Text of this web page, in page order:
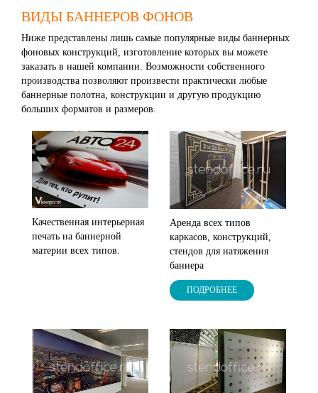
ВИДЫ БАННЕРОВ ФОНОВ
Ниже представлены лишь самые популярные виды баннерных
фоновых конструкций, изготовление которых вы можете
заказать в нашей компании. Возможности собственного
производства позволяют произвести практически любые
баннерные полотна, конструкции и другую продукцию
больших форматов и размеров.
Качественная интерьерная
печать на баннерной
материи всех типов.
Аренда всех типов
каркасов, конструкций,
стендов для натяжения
баннера
ПОДРОБНЕЕ